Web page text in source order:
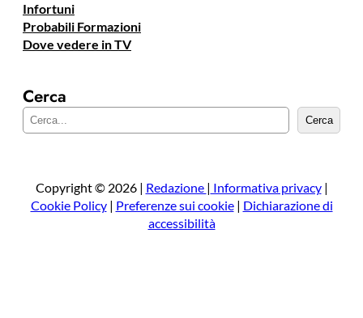
Infortuni
Probabili Formazioni
Dove vedere in TV
Cerca
e
a
Cerca
Copyright © 2026 | Redazione | Informativa privacy|
Cookie Policy| Preferenze sui cookie| Dichiarazione di
accessibilità